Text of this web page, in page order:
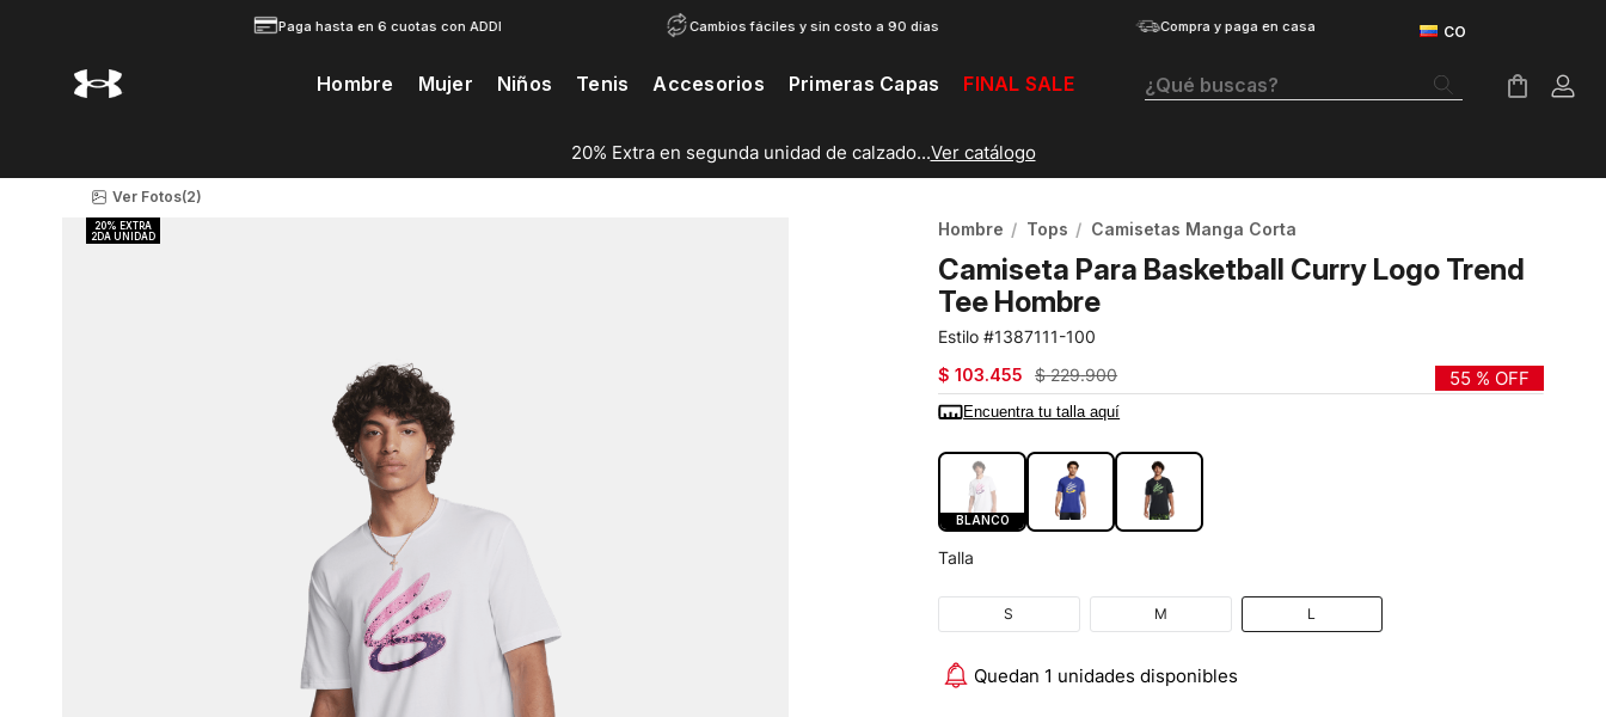
Paga hasta en 6 cuotas con ADDI Cambios fáciles y sin costo a 90 días Compra y paga en casa
Hombre Mujer Niños Tenis Accesorios Primeras Capas FINAL SALE ¿Qué buscas?
20% Extra en segunda unidad de calzado...Ver catálogo
Ver Fotos(2)
Hombre Tops Camisetas Manga Corta
Camiseta Para Basketball Curry Logo Trend
Tee Hombre
1387111-100
$ 103.455 $ 229.900 55 % OFF
Encuentra tu talla aquí
BLANCO
Talla
S M L
Quedan 1 unidades disponibles
Botas
Tenis Mujer
Guayos
Basketball
Medias